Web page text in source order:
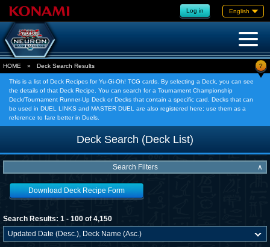
Log in English
HOME » Deck Search Results ?
This is a list of Deck Recipes for Yu-Gi-Oh! TCG cards. By selecting a Deck, you can see
the details of that Deck Recipe. You can search for a Tournament Championship
Deck/Tournament Runner-Up Deck or Decks that contain a specific card. Decks that can
be used in DUEL LINKS and MASTER DUEL are also registered here; use them as a
reference to fare better in Duels.
Deck Search (Deck List)
Search Filters ∧
Download Deck Recipe Form
Search Results: 1 - 100 of 4,150